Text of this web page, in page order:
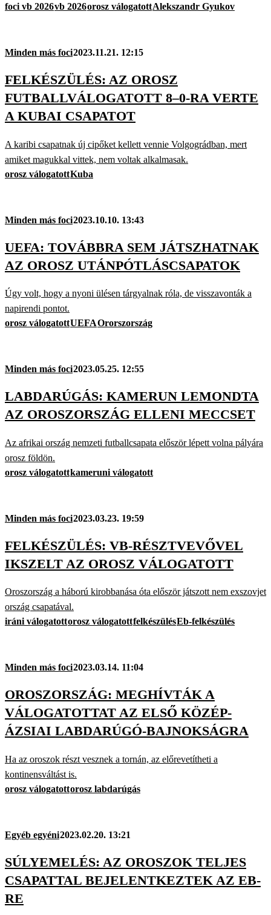
foci vb 2026vb 2026orosz válogatottAlekszandr Gyukov
Minden más foci2023.11.21. 12:15
FELKÉSZÜLÉS: AZ OROSZ
FUTBALLVÁLOGATOTT 8–0-RA VERTE
A KUBAI CSAPATOT
A karibi csapatnak új cipőket kellett vennie Volgográdban, mert
amiket magukkal vittek, nem voltak alkalmasak.
orosz válogatottKuba
Minden más foci2023.10.10. 13:43
UEFA: TOVÁBBRA SEM JÁTSZHATNAK
AZ OROSZ UTÁNPÓTLÁSCSAPATOK
Úgy volt, hogy a nyoni ülésen tárgyalnak róla, de visszavonták a
napirendi pontot.
orosz válogatottUEFAOrorszország
Minden más foci2023.05.25. 12:55
LABDARÚGÁS: KAMERUN LEMONDTA
AZ OROSZORSZÁG ELLENI MECCSET
Az afrikai ország nemzeti futballcsapata először lépett volna pályára
orosz földön.
orosz válogatottkameruni válogatott
Minden más foci2023.03.23. 19:59
FELKÉSZÜLÉS: VB-RÉSZTVEVŐVEL
IKSZELT AZ OROSZ VÁLOGATOTT
Oroszország a háború kirobbanása óta először játszott nem exszovjet
ország csapatával.
iráni válogatottorosz válogatottfelkészülésEb-felkészülés
Minden más foci2023.03.14. 11:04
OROSZORSZÁG: MEGHÍVTÁK A
VÁLOGATOTTAT AZ ELSŐ KÖZÉP-
ÁZSIAI LABDARÚGÓ-BAJNOKSÁGRA
Ha az oroszok részt vesznek a tornán, az előrevetítheti a
kontinensváltást is.
orosz válogatottorosz labdarúgás
Egyéb egyéni2023.02.20. 13:21
SÚLYEMELÉS: AZ OROSZOK TELJES
CSAPATTAL BEJELENTKEZTEK AZ EB-
RE